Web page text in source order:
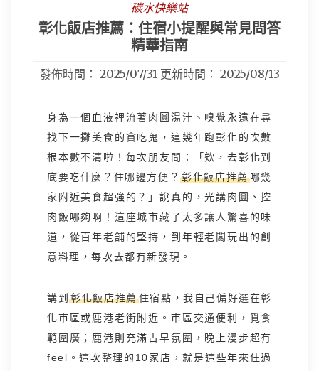
碳水快樂站
彰化飯店推薦：住宿小提醒與常見問答
精華指南
發佈時間： 2025/07/31更新時間： 2025/08/13
身為一個血液裡流著肉圓湯汁、嗅覺永遠在尋
找下一攤美食的貪吃鬼，這幾年跑彰化的次數
根本數不清啦！每次朋友問：「欸，去彰化到
底要吃什麼？住哪邊方便？彰化飯店推薦哪幾
家附近美食超強的？」說真的，光講肉圓、控
肉飯哪夠啊！這座城市藏了太多讓人驚喜的味
道，從百年老舖的堅持，到年輕老闆玩出的創
意料理，每次去都有新發現。
講到彰化飯店推薦住宿點，我自己偏好選在彰
化市區或鹿港老街附近。市區交通便利，覓食
範圍廣；鹿港則充滿古早氛圍，晚上漫步超有
feel。這次整理的10家店，就是這些年來住過